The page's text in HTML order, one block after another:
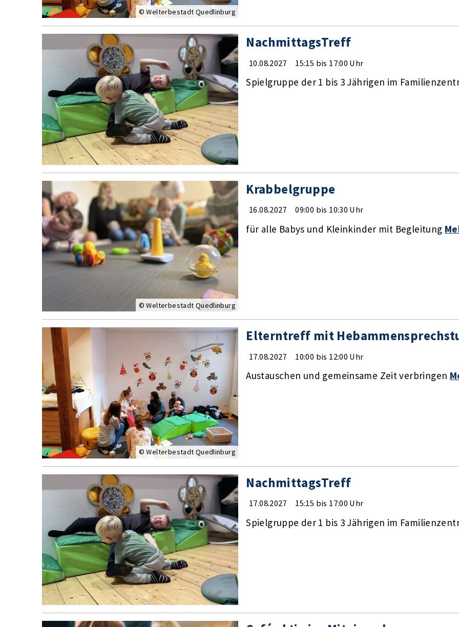
© Welterbestadt Quedlinburg
NachmittagsTreff
10.08.2027 15:15 bis 17:00 Uhr
Spielgruppe der 1 bis 3 Jährigen im
Krabbelgruppe
16.08.2027 09:00 bis 10:30 Uhr
für alle Babys und Kleinkinder mit Begleitung
© Welterbestadt Quedlinburg
Elterntreff mit
17.08.2027 10:00 bis 12:00 Uhr
Austauschen und gemeinsame Zeit verbringen
© Welterbestadt Quedlinburg
NachmittagsTreff
17.08.2027 15:15 bis 17:00 Uhr
Spielgruppe der 1 bis 3 Jährigen im